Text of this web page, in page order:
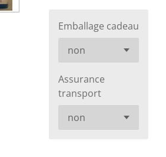
Emballage cadeau
Assurance
transport